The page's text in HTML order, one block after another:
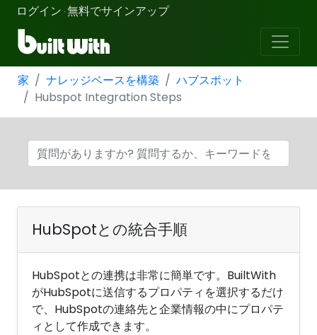
ログイン ·無料でサインアップ
家 ナレッジベースを構築
ハブスポット
Hubspot Integration Steps
HubSpotとの統合手順
HubSpotとの連携は非常に簡単です。BuiltWith
がHubSpotに送信するプロパティを選択するだけ
で、HubSpotの連絡先と企業情報の中にプロパテ
ィとして作成できます。